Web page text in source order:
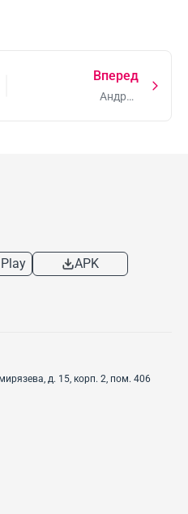
Вперед
Андрей
APK
д. 15, корп. 2, пом. 406